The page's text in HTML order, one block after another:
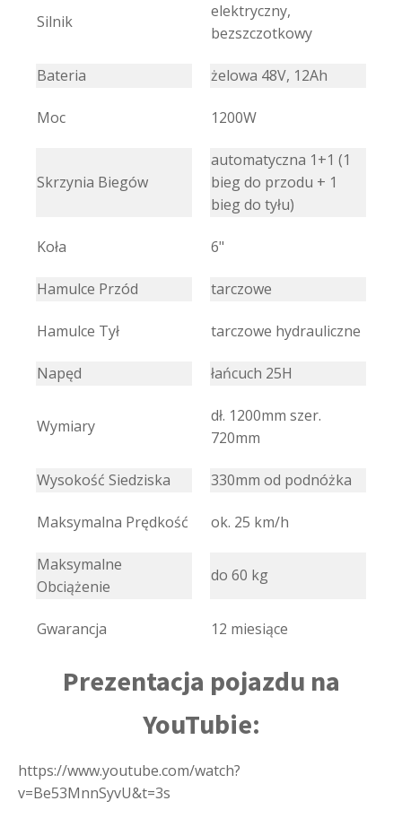
Silnik
elektryczny,
bezszczotkowy
Bateria żelowa 48V, 12Ah
Moc 1200W
Skrzynia Biegów
automatyczna 1+1 (1
bieg do przodu + 1
bieg do tyłu)
Koła 6"
Hamulce Przód tarczowe
Hamulce Tył tarczowe hydrauliczne
Napęd łańcuch 25H
Wymiary
dł. 1200mm szer.
720mm
Wysokość Siedziska 330mm od podnóżka
Maksymalna Prędkość ok. 25 km/h
Maksymalne
Obciążenie
do 60 kg
Gwarancja 12 miesiące
Prezentacja pojazdu na
YouTubie:
https://www.youtube.com/watch?
v=Be53MnnSyvU&t=3s